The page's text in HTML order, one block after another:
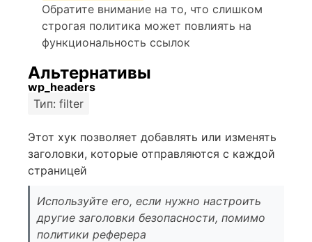
Обратите внимание на то, что слишком
строгая политика может повлиять на
функциональность ссылок
Альтернативы
wp_headers
Тип: filter
Этот хук позволяет добавлять или изменять
заголовки, которые отправляются с каждой
страницей
Используйте его, если нужно настроить
другие заголовки безопасности, помимо
политики реферера